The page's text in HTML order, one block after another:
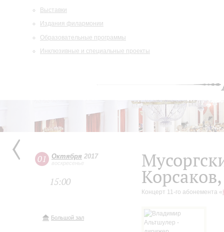
Выставки
Издания филармонии
Образовательные программы
Инклюзивные и специальные проекты
01 Октября 2017
воскресенье
15:00
Большой зал
Концерт 11-го абонемента «